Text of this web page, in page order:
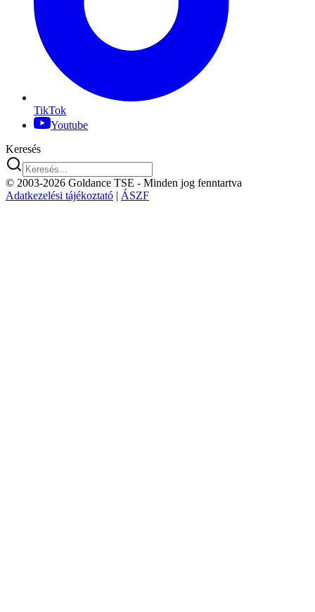
TikTok
Youtube
Keresés
© 2003-2026 Goldance TSE - Minden jog fenntartva
Adatkezelési tájékoztató | ÁSZF